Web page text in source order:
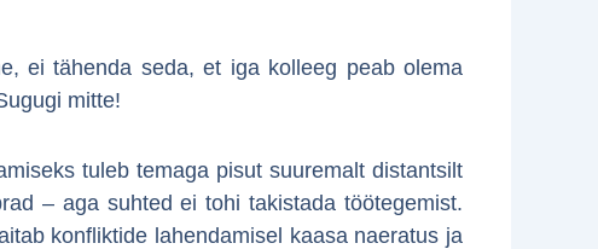
ei tähenda seda, et iga kolleeg peab olema
mitte!
tuleb temaga pisut suuremalt distantsilt
– aga suhted ei tohi takistada töötegemist.
konfliktide lahendamisel kaasa naeratus ja